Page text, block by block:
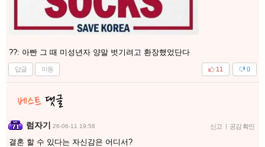
??: 아빤 그 때 미성년자 양말 벗기려고 환장했었단다
답글 이동 0
11
럼자기 26-06-11 19:58 신고 | 공감 확인
결혼 할 수 있다는 자신감은 어디서?